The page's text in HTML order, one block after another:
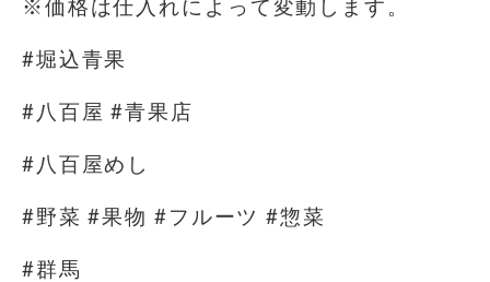
※価格は仕入れによって変動します。
#堀込青果
#八百屋 #青果店
#八百屋めし
#野菜 #果物 #フルーツ #惣菜
#群馬